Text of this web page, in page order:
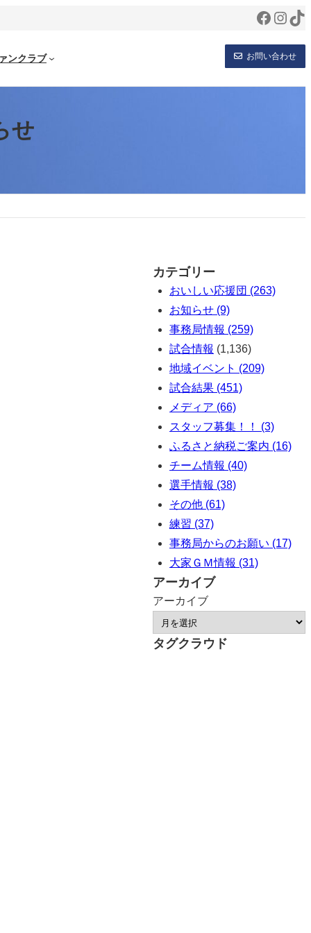
ンクラブ お問い合わせ
せ
カテゴリー
おいしい応援団 (263)
お知らせ (9)
事務局情報 (259)
試合情報 (1,136)
地域イベント (209)
試合結果 (451)
メディア (66)
スタッフ募集！！ (3)
ふるさと納税ご案内 (16)
チーム情報 (40)
選手情報 (38)
その他 (61)
練習 (37)
事務局からのお願い (17)
大家ＧＭ情報 (31)
アーカイブ
アーカイブ
タグクラウド